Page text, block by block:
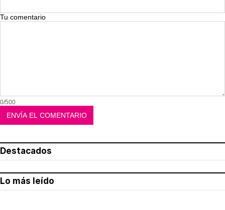
Tu comentario
0/500
Destacados
Lo más leído